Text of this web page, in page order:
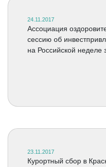
24.11.2017
Ассоциация
сессию об
на Российской неделе
23.11.2017
Курортный сбор в